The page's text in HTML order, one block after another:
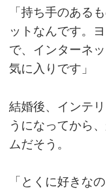
「持ち手のある
ットなんです。
で、インターネ
気に入りです」
結婚後、インテ
うになってから
ムだそう。
「とくに好きなの